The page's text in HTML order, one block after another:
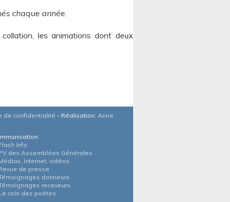
chaque année.
les animations dont deux
de confidentialité - Réalisation: Anne
Info
des Assemblées Générales
Internet, vidéos
de presse
donneurs
receveurs
coin des poètes